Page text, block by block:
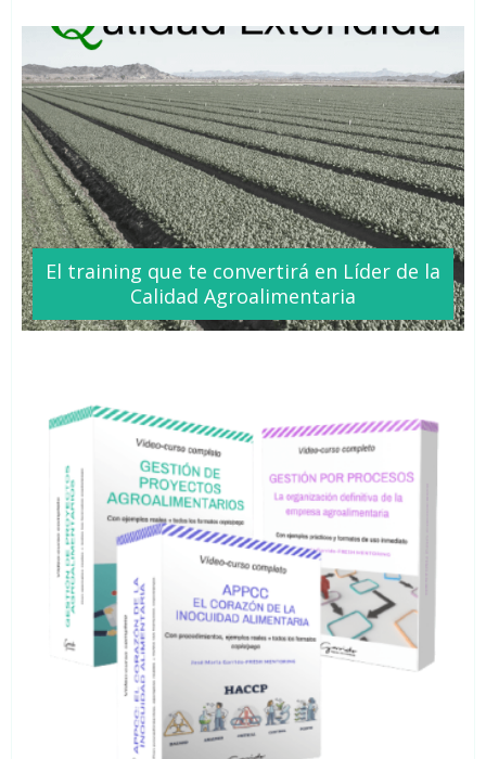
El training que te convertirá en Líder de la
Calidad Agroalimentaria